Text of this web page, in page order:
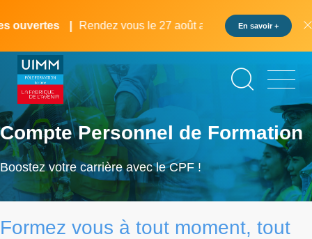
au
principal
ouvertes Rendez vous le 27 août au pôle formation UIMM
En savoir +
Compte Personnel de Formation
Boostez votre carrière avec le CPF !
Formez vous à tout moment, tout